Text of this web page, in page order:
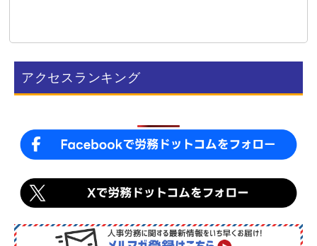
e
b
o
e
アクセスランキング